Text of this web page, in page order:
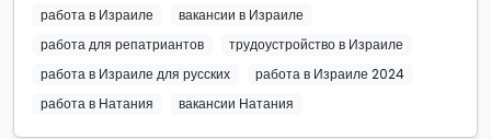
работа в Израиле
вакансии в Израиле
работа для репатриантов
трудоустройство в Израиле
работа в Израиле для русских
работа в Израиле 2024
работа в Натания
вакансии Натания